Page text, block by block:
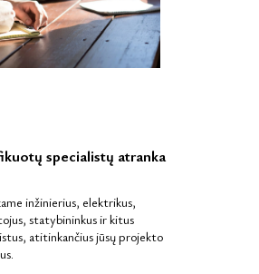
specialistų atranka
inžinierius, elektrikus,
statybininkus ir kitus
atitinkančius jūsų projekto